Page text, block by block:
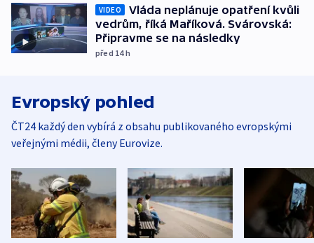
VIDEO
Vláda neplánuje opatření kvůli
vedrům, říká Maříková. Svárovská:
Připravme se na následky
před 14h
Evropský pohled
ČT24 každý den vybírá z obsahu publikovaného evropskými
veřejnými médii, členy Eurovize.